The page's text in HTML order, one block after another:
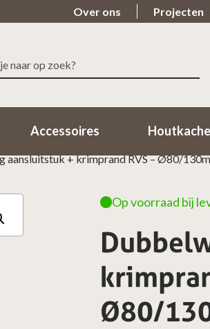
Over ons Projecten
Accessoires
Beoordeeld met een
aansluitstuk + krimprand RVS – Ø80/
Ø80/
Op voorraad bij